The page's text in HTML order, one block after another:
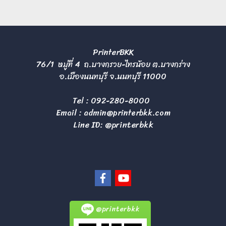
PrinterBKK
76/1 หมู่ที่ 4 ถ.บางกรวย-ไทรน้อย ต.บางกร่าง
อ.เมืองนนทบุรี จ.นนทบุรี 11000
Tel : 092-280-8000
Email : admin@printerbkk.com
Line ID: @printerbkk
@printerbkk